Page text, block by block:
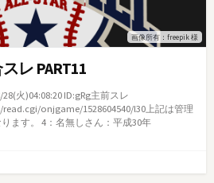
画像所有：freepik 様
レ PART11
火)04:08:20 ID:gRg主前スレ
onjgame/1528604540/l30上記は管理
ます。 4：名無しさん：平成30年